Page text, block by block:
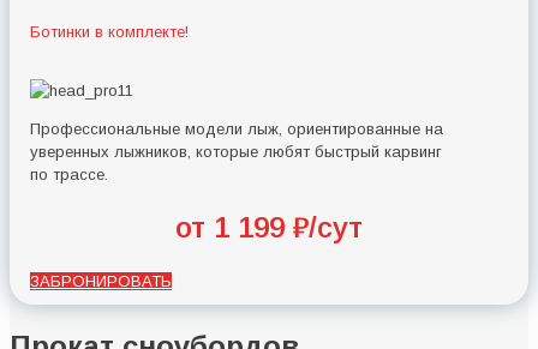
Ботинки в комплекте!
Профессиональные модели лыж, ориентированные на
уверенных лыжников, которые любят быстрый карвинг
по трассе.
от 1 199 ₽/сут
ЗАБРОНИРОВАТЬ